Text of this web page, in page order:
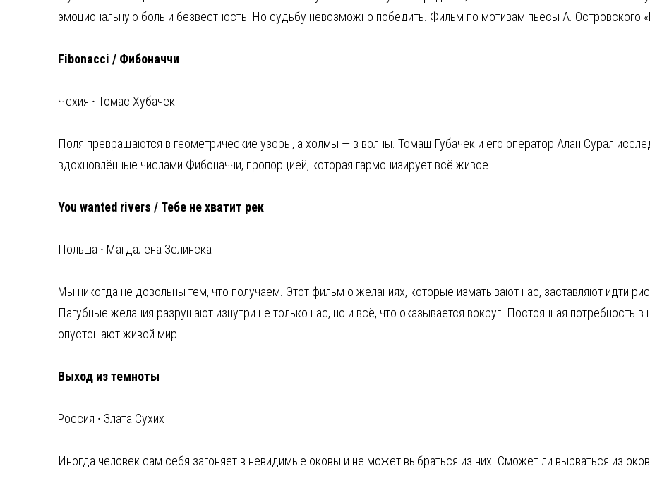
эмоциональную боль и безвестность. Но судьбу невозможно победить. Фильм по мотивам пьесы А. Островского
Fibonacci / Фибоначчи
Чехия ⸱ Томас Хубачек
Поля превращаются в геометрические узоры, а холмы — в волны. Томаш Губачек и его оператор Алан Сурал
вдохновлённые числами Фибоначчи, пропорцией, которая гармонизирует всё живое.
You wanted rivers / Тебе не хватит рек
Польша ⸱ Магдалена Зелинска
Мы никогда не довольны тем, что получаем. Этот фильм о желаниях, которые изматывают нас, заставляют идти
Пагубные желания разрушают изнутри не только нас, но и всё, что оказывается вокруг. Постоянная потребность в
опустошают живой мир.
Выход из темноты
Россия ⸱ Злата Сухих
Иногда человек сам себя загоняет в невидимые оковы и не может выбраться из них. Сможет ли вырваться из